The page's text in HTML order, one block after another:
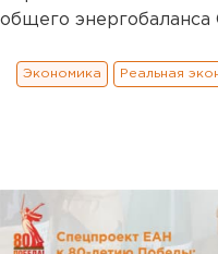
общего энергобаланса
Экономика Реальная